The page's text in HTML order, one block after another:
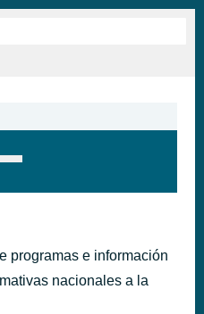
programas e información
nacionales a la